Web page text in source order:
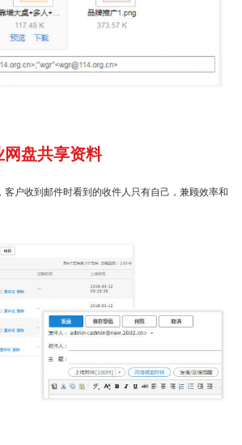
网盘共享资料
客户收到邮件时看到的收件人只有自己，兼顾效率和